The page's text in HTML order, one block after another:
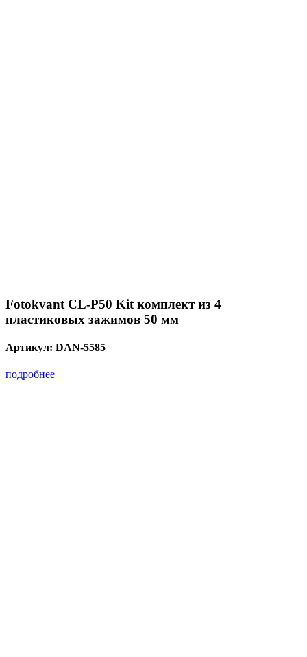
Fotokvant CL-P50 Kit комплект из 4
пластиковых зажимов 50 мм
Артикул: DAN-5585
подробнее